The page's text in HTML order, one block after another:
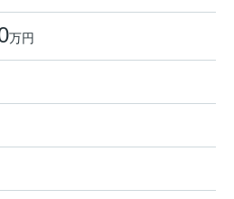
万円